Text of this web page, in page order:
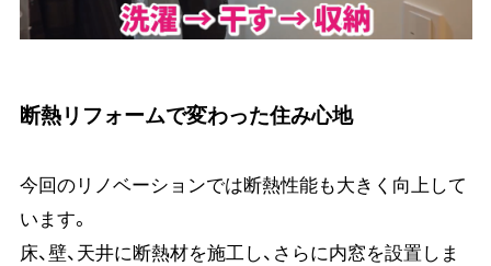
断熱リフォームで変わった住み心地
今回のリノベーションでは断熱性能も大きく向上して
います。
床、壁、天井に断熱材を施工し、さらに内窓を設置しま